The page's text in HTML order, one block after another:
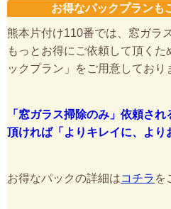
お得なパックプランも
熊本片付け110番では、窓ガラ
もっとお得にご依頼して頂く
ックプラン」をご用意しており
「窓ガラス掃除のみ」依頼さ
頂ければ「よりキレイに、より
お得なパックの詳細はコチラ を